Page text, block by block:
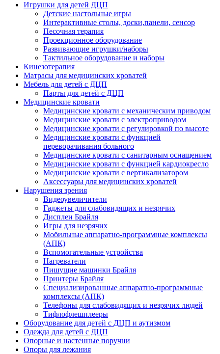
Игрушки для детей ДЦП
Детские настольные игры
Интерактивные столы, доски,панели, сенсор
Песочная терапия
Проекционное оборудование
Развивающие игрушки/наборы
Тактильное оборудование и наборы
Кинезотерапия
Матрасы для медицинских кроватей
Мебель для детей с ДЦП
Парты для детей с ДЦП
Медицинские кровати
Медицинские кровати с механическим приводом
Медицинские кровати с электроприводом
Медицинские кровати с регулировкой по высоте
Медицинские кровати с функцией
переворачивания больного
Медицинские кровати с санитарным оснащением
Медицинские кровати с функцией кардиокресло
Медицинские кровати с вертикализатором
Аксессуары для медицинских кроватей
Нарушения зрения
Видеоувеличители
Гаджеты для слабовидящих и незрячих
Дисплеи Брайля
Игры для незрячих
Мобильные аппаратно-программные комплексы
(АПК)
Вспомогательные устройства
Нагреватели
Пишущие машинки Брайля
Принтеры Брайля
Специализированные аппаратно-программные
комплексы (АПК)
Телефоны для слабовидящих и незрячих людей
Тифлофлешплееры
Оборудование для детей с ДЦП и аутизмом
Одежда для детей с ДЦП
Опорные и настенные поручни
Опоры для лежания